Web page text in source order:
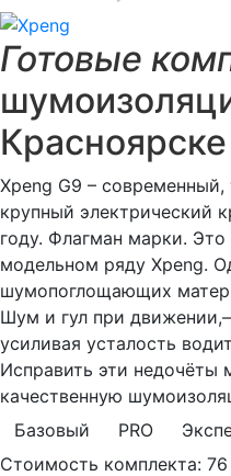
Готовые
Красноярске
Xpeng G9 –
крупный электрический
году. Флагман марки.
модельном ряду Xpeng.
шумопоглощающих
Шум и гул при
усиливая усталость
Исправить эти недочёты
качественную
Базовый
PRO
Стоимость комплекта: